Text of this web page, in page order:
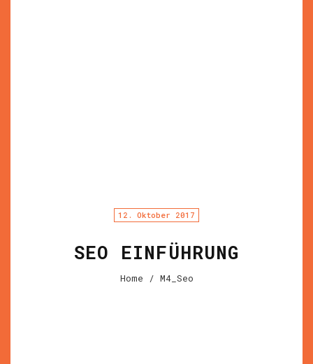
12. Oktober 2017
SEO EINFÜHRUNG
Home / M4_Seo